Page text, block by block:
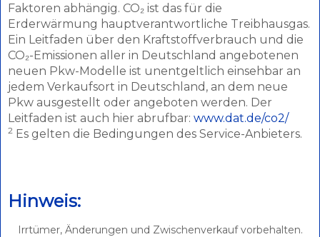
Faktoren abhängig. CO₂ ist das für die
Erderwärmung hauptverantwortliche Treibhausgas.
Ein Leitfaden über den Kraftstoffverbrauch und die
CO₂-Emissionen aller in Deutschland angebotenen
neuen Pkw-Modelle ist unentgeltlich einsehbar an
jedem Verkaufsort in Deutschland, an dem neue
Pkw ausgestellt oder angeboten werden. Der
Leitfaden ist auch hier abrufbar: www.dat.de/co2/
2 Es gelten die Bedingungen des Service-Anbieters.
Hinweis:
Irrtümer, Änderungen und Zwischenverkauf vorbehalten.